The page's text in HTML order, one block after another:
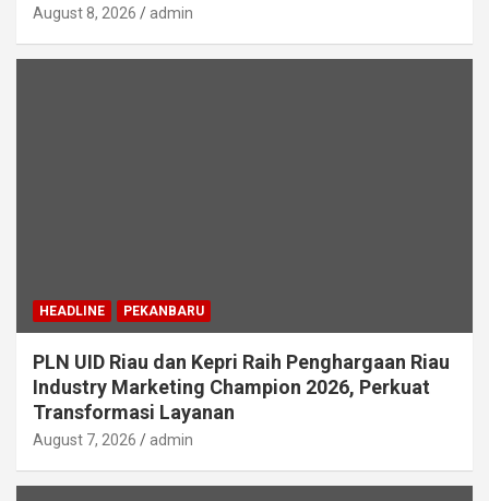
August 8, 2026 admin
HEADLINE PEKANBARU
PLN UID Riau dan Kepri Raih Penghargaan Riau
Industry Marketing Champion 2026, Perkuat
Transformasi Layanan
August 7, 2026 admin